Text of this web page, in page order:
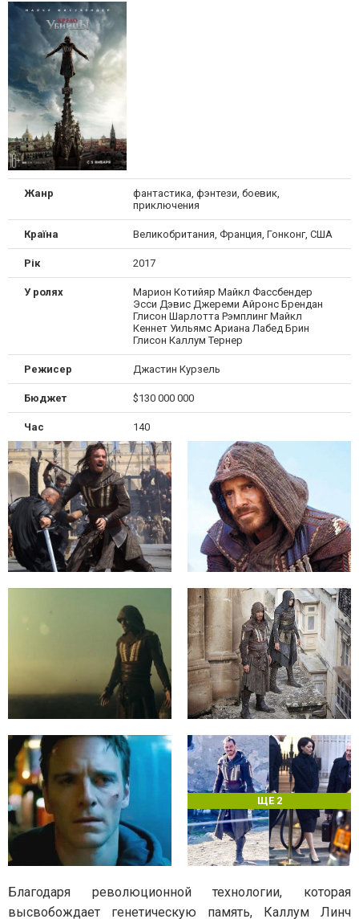
Жанр
фантастика, фэнтези, боевик,
приключения
Країна Великобритания, Франция, Гонконг, США
Рік 2017
У ролях
Марион Котийяр Майкл Фассбендер
Эсси Дэвис Джереми Айронс Брендан
Глисон Шарлотта Рэмплинг Майкл
Кеннет Уильямс Ариана Лабед Брин
Глисон Каллум Тернер
Режисер Джастин Курзель
Бюджет $130 000 000
Час 140
ЩЕ 2
Благодаря революционной технологии, которая
высвобождает генетическую память, Каллум Линч